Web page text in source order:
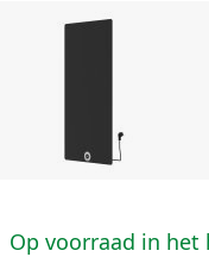
Op voorraad in het